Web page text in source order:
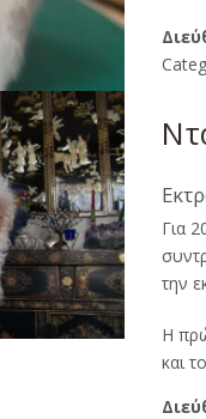
Για
την
Η
και